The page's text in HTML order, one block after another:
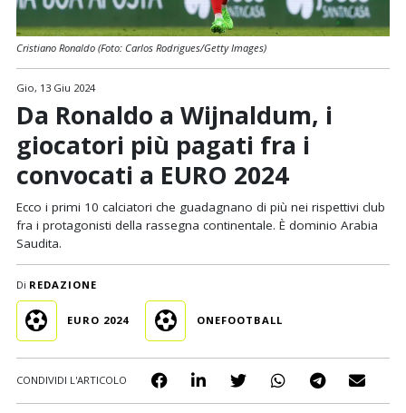
Gio, 13 Giu 2024
Da Ronaldo a Wijnaldum, i
giocatori più pagati fra i
convocati a EURO 2024
Ecco i primi 10 calciatori che guadagnano di più nei rispettivi club
fra i protagonisti della rassegna continentale. È dominio Arabia
Saudita.
Di REDAZIONE
EURO 2024 ONEFOOTBALL
CONDIVIDI L'ARTICOLO
Cristiano Ronaldo (Foto: Carlos Rodrigues/Getty Images)